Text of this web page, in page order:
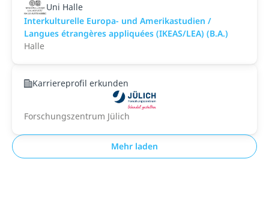
Uni Halle
Interkulturelle Europa- und Amerikastudien /
Langues étrangères appliquées (IKEAS/LEA) (B.A.)
Halle
Karriereprofil erkunden
Forschungszentrum Jülich
Mehr laden